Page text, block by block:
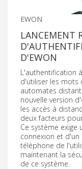
EWON
LANCEMENT
D'EWON
L'authentification
d'utiliser les mots
automates
nouvelle version
les accès à
deux facteurs
Ce système
connexion et d'un
téléphone de
maintenant la
de ce système.